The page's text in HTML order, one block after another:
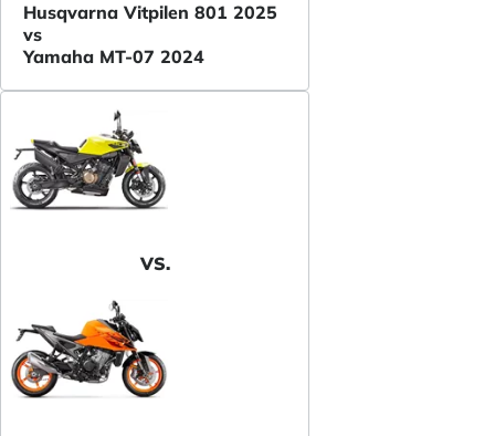
Husqvarna Vitpilen 801 2025
vs
Yamaha MT-07 2024
VS.